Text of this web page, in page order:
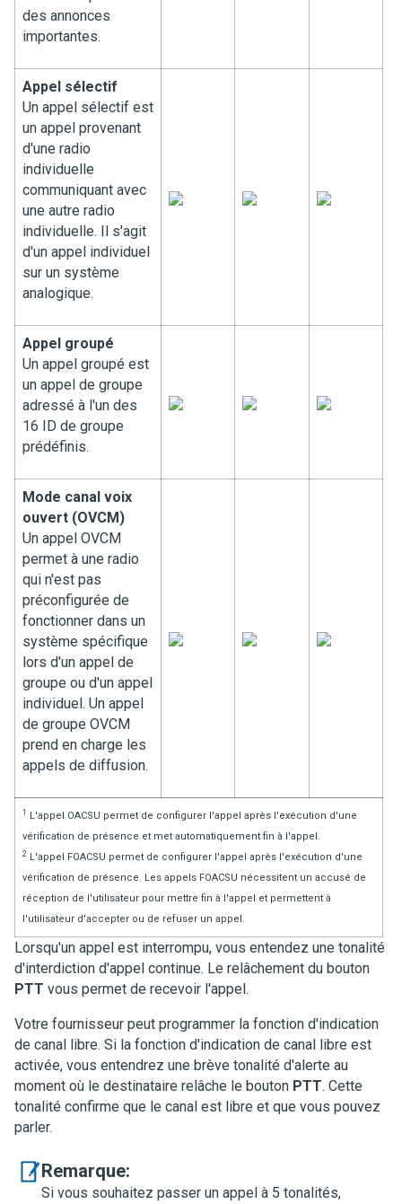
des annonces
importantes.
Appel sélectif
Un appel sélectif est
un appel provenant
d'une radio
individuelle
communiquant avec
une autre radio
individuelle. Il s'agit
d'un appel individuel
sur un système
analogique.
Appel groupé
Un appel groupé est
un appel de groupe
adressé à l'un des
16 ID de groupe
prédéfinis.
Mode canal voix
ouvert (OVCM)
Un appel OVCM
permet à une radio
qui n'est pas
préconfigurée de
fonctionner dans un
système spécifique
lors d'un appel de
groupe ou d'un appel
individuel. Un appel
de groupe OVCM
prend en charge les
appels de diffusion.
1
L'appel OACSU permet de configurer l'appel après l'exécution d'une
vérification de présence et met automatiquement fin à l'appel.
2 L'appel FOACSU permet de configurer l'appel après l'exécution d'une
vérification de présence. Les appels FOACSU nécessitent un accusé de
réception de l'utilisateur pour mettre fin à l'appel et permettent à
l'utilisateur d'accepter ou de refuser un appel.
Lorsqu'un appel est interrompu, vous entendez une tonalité
d'interdiction d'appel continue. Le relâchement du bouton
PTT vous permet de recevoir l'appel.
Votre fournisseur peut programmer la fonction d'indication
de canal libre. Si la fonction d'indication de canal libre est
activée, vous entendrez une brève tonalité d'alerte au
moment où le destinataire relâche le bouton PTT. Cette
tonalité confirme que le canal est libre et que vous pouvez
parler.
Remarque:
Si vous souhaitez passer un appel à 5 tonalités,